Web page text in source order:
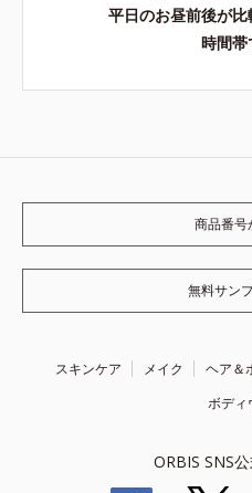
平日のお昼前後が
時間帯
商品番号
無料サン
スキンケア メイク ヘア＆
ボディ
ORBIS SNS